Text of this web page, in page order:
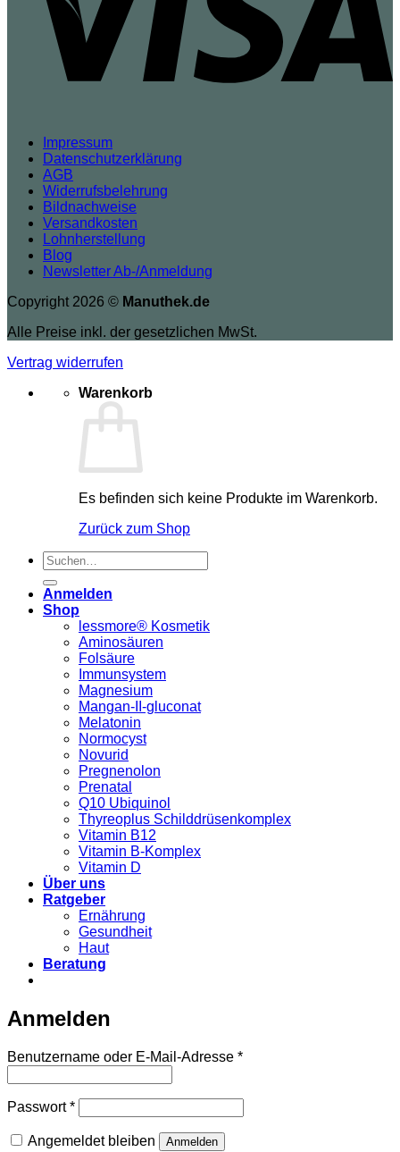
Impressum
Datenschutzerklärung
AGB
Widerrufsbelehrung
Bildnachweise
Versandkosten
Lohnherstellung
Blog
Newsletter Ab-/Anmeldung
Copyright 2026 © Manuthek.de
Alle Preise inkl. der gesetzlichen MwSt.
Vertrag widerrufen
Warenkorb
Es befinden sich keine Produkte im Warenkorb.
Zurück zum Shop
Suchen
nach:
Anmelden
Shop
lessmore® Kosmetik
Aminosäuren
Folsäure
Immunsystem
Magnesium
Mangan-II-gluconat
Melatonin
Normocyst
Novurid
Pregnenolon
Prenatal
Q10 Ubiquinol
Thyreoplus Schilddrüsenkomplex
Vitamin B12
Vitamin B-Komplex
Vitamin D
Über uns
Ratgeber
Ernährung
Gesundheit
Haut
Beratung
Anmelden
Benutzername oder E-Mail-Adresse *Erforderlich
Passwort*Erforderlich
Angemeldet bleiben Anmelden